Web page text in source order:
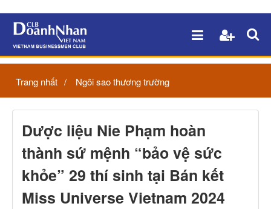
Trang nhất Ngôi sao thương trường
Dược liệu Nie Phạm hoàn
thành sứ mệnh “bảo vệ sức
khỏe” 29 thí sinh tại Bán kết
Miss Universe Vietnam 2024